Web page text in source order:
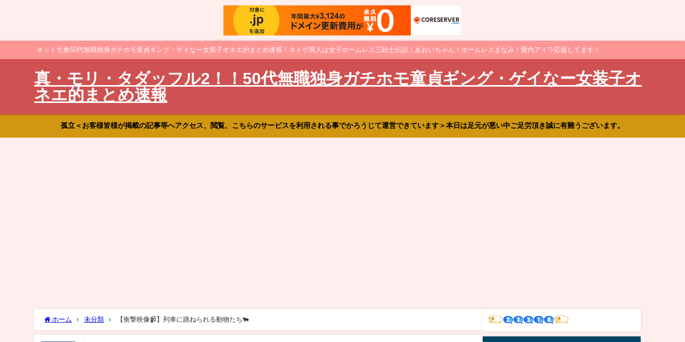
ネット乞食50代無職独身ガチホモ童貞ギング・ゲイなー女装子オネエ的まとめ速報！ネトゲ廃人は女子ホームレス三銃士伝説！あおいちゃん！ホームレスまなみ！愛内アイラ応援してます！
真・モリ・タダッフル2！！50代無職独身ガチホモ童貞ギング・ゲイなー女装子オ
ネエ的まとめ速報
孤立＜お客様皆様が掲載の記事等へアクセス、閲覧、こちらのサービスを利用される事でかろうじて運営できています＞本日は足元が悪い中ご足労頂き誠に有難うございます。
ホーム 未分類 【衝撃映像📹】列車に跳ねられる動物たち🐄